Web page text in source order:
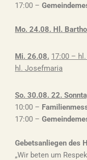
17:00 –
Mo. 24.08. Hl.
Mi. 26.08. 17:00 –
hl. Josefmaria
So. 30.08. 22.
10:00 –
17:00 –
Gebetsanliegen des
„Wir beten um